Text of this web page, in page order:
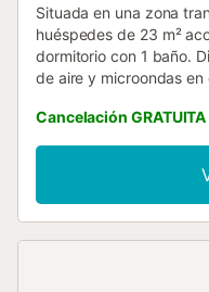
Situada en una zona
huéspedes de 23 m²
dormitorio con 1 baño.
de aire y microondas
para videollamadas,
plataformas de
comodidad y
compartido, terraza
exterior y piscina
Cancelación GRATUITA